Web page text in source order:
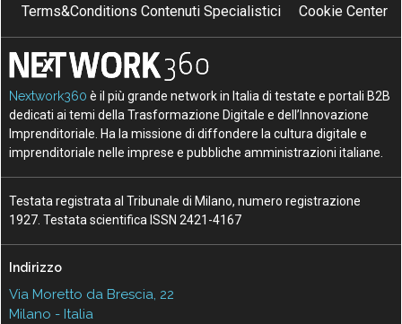
Terms&Conditions Contenuti Specialistici
Cookie Center
Nextwork360 è il più grande network in Italia di testate e portali B2B
dedicati ai temi della Trasformazione Digitale e dell’Innovazione
Imprenditoriale. Ha la missione di diffondere la cultura digitale e
imprenditoriale nelle imprese e pubbliche amministrazioni italiane.
Testata registrata al Tribunale di Milano, numero registrazione
1927. Testata scientifica ISSN 2421-4167
Indirizzo
Via Moretto da Brescia, 22
Milano - Italia